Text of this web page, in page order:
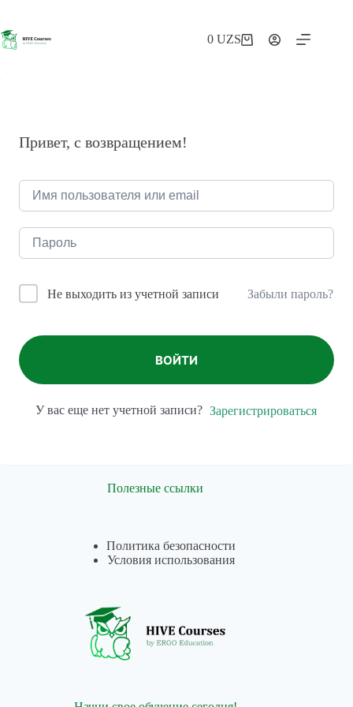
сути
Корзина
0UZS
Привет, с возвращением!
Не выходить из учетной записи Забыли пароль?
ВОЙТИ
У вас еще нет учетной записи? Зарегистрироваться
Полезные ссылки
Политика безопасности
Условия использования